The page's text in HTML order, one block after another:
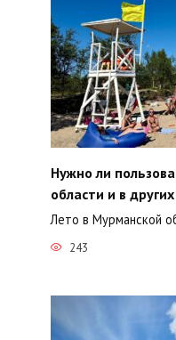
Нужно ли
области и в
Лето в Мурманской
243